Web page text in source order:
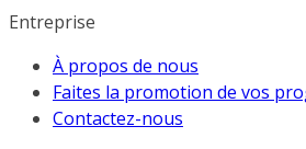
Entreprise
À propos de nous
Faites la promotion de vos
Contactez-nous